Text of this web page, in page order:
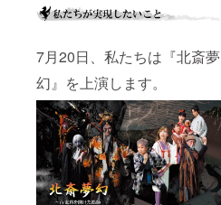
7月20日、私たちは『北斎夢
幻』を上演します。